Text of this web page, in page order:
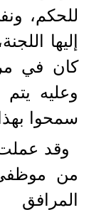
للحكم،
إليها
كان في
وعليه
سمحوا
وقد
من